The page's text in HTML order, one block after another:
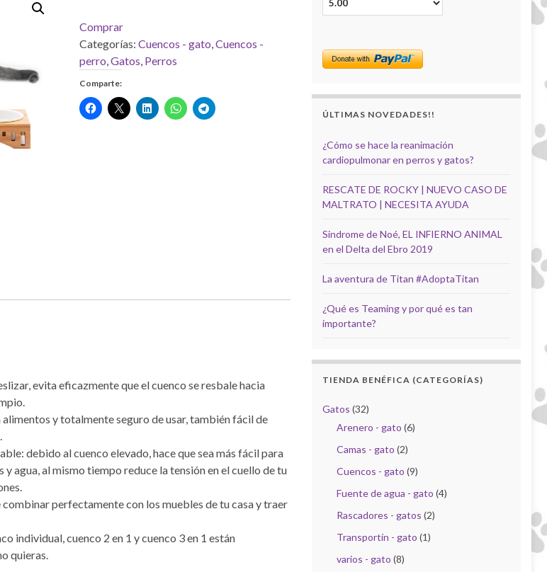
Comprar
Categorías:Cuencos - gato,Cuencos -
perro,Gatos, Perros
Comparte:
evita eficazmente que el cuenco se resbale hacia
y totalmente seguro de usar, también fácil de
debido al cuenco elevado, hace que sea más fácil para
agua, al mismo tiempo reduce la tensión en el cuello de tu
perfectamente con los muebles de tu casa y traer
individual, cuenco 2 en 1 y cuenco 3 en 1 están
quieras.
ÚLTIMAS NOVEDADES!!
¿Cómo se hace la reanimación
cardiopulmonar en perros y gatos?
RESCATE DE ROCKY | NUEVO CASO DE
MALTRATO | NECESITA AYUDA
Sindrome de Noé, EL INFIERNO ANIMAL
en el Delta del Ebro 2019
La aventura de Titan #AdoptaTitan
¿Qué es Teaming y por qué es tan
importante?
TIENDA BENÉFICA (CATEGORÍAS)
Gatos (32)
Arenero - gato (6)
Camas - gato (2)
Cuencos - gato (9)
Fuente de agua - gato (4)
Rascadores - gatos (2)
Transportín - gato (1)
varios - gato (8)